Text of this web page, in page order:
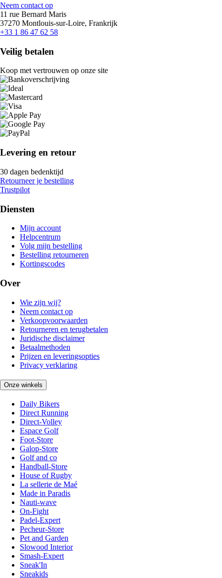
Neem contact op
11 rue Bernard Maris
37270 Montlouis-sur-Loire, Frankrijk
+33 1 86 47 62 58
Veilig betalen
Koop met vertrouwen op onze site
Levering en retour
30 dagen bedenktijd
Retourneer je bestelling
Trustpilot
Diensten
Mijn account
Helpcentrum
Volg mijn bestelling
Bestelling retourneren
Kortingscodes
Over
Wie zijn wij?
Neem contact op
Verkoopvoorwaarden
Retourneren en terugbetalen
Juridische disclaimer
Betaalmethoden
Prijzen en leveringsopties
Privacy verklaring
Onze winkels
Daily Bikers
Direct Running
Direct-Volley
Espace Golf
Foot-Store
Galop-Store
Golf and co
Handball-Store
House of Rugby
La sellerie de Maé
Made in Paradis
Nauti-wave
On-Fight
Padel-Expert
Pecheur-Store
Pet and Garden
Slowood Interior
Smash-Expert
Sneak'In
Sneakids